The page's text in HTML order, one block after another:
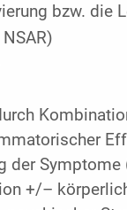
bzw. die
der Symptome
+/–